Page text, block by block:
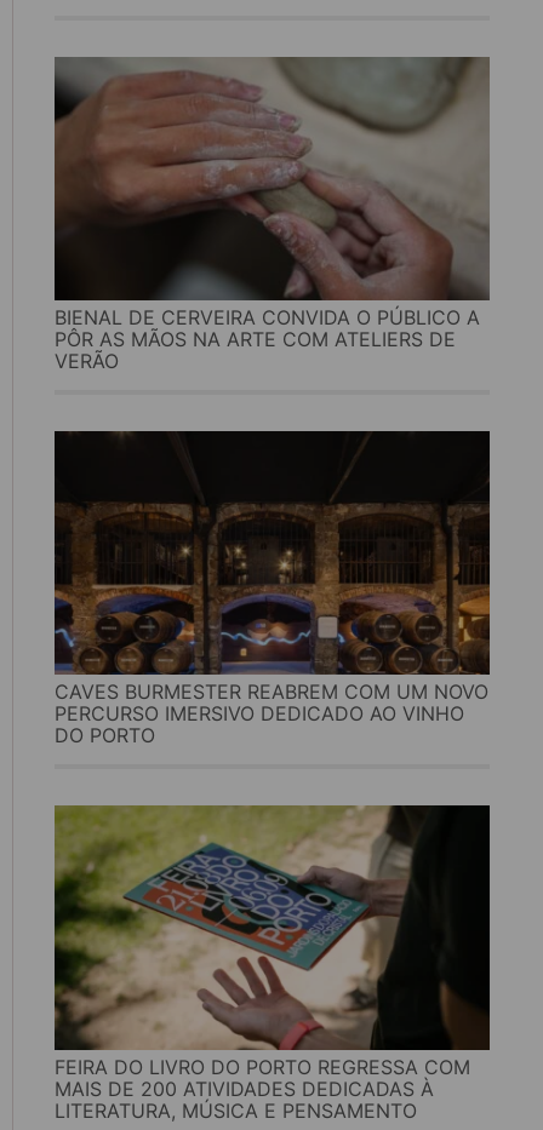
BIENAL DE CERVEIRA CONVIDA O PÚBLICO A
PÔR AS MÃOS NA ARTE COM ATELIERS DE
VERÃO
CAVES BURMESTER REABREM COM UM NOVO
PERCURSO IMERSIVO DEDICADO AO VINHO
DO PORTO
FEIRA DO LIVRO DO PORTO REGRESSA COM
MAIS DE 200 ATIVIDADES DEDICADAS À
LITERATURA, MÚSICA E PENSAMENTO